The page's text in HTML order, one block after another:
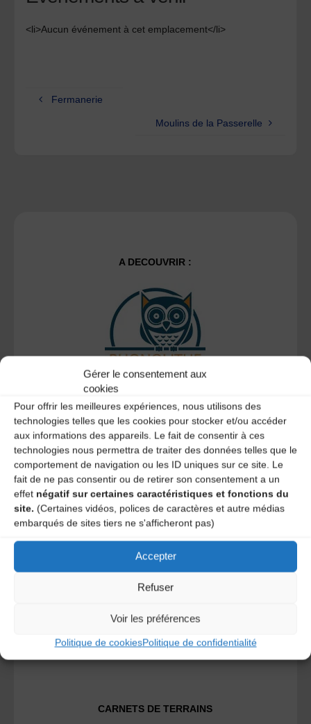
Gérer le consentement aux
cookies
Pour offrir les meilleures expériences, nous utilisons des
technologies telles que les cookies pour stocker et/ou accéder
aux informations des appareils. Le fait de consentir à ces
technologies nous permettra de traiter des données telles que le
comportement de navigation ou les ID uniques sur ce site. Le
fait de ne pas consentir ou de retirer son consentement a un
effet négatif sur certaines caractéristiques et fonctions du
site. (Certaines vidéos, polices de caractères et autre médias
embarqués de sites tiers ne s'afficheront pas)
Accepter
Refuser
Voir les préférences
Politique de cookiesPolitique de confidentialité
<li>Aucun événement à cet emplacement</li>
Fermanerie
Moulins de la Passerelle
A DECOUVRIR :
Le distributeur des musiques Trad'
L’AMTA EST MEMBRE DE LA
Fédération des Associations de Musiques et Danses
Traditionnelles
CARNETS DE TERRAINS